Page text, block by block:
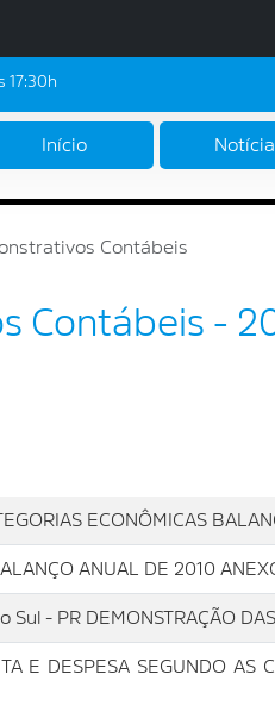
17:30h
Início
Contábeis
Contábeis -
ECONÔMICAS
ANUAL DE 2010
- PR DEMONSTRAÇÃO
E DESPESA SEGUNDO